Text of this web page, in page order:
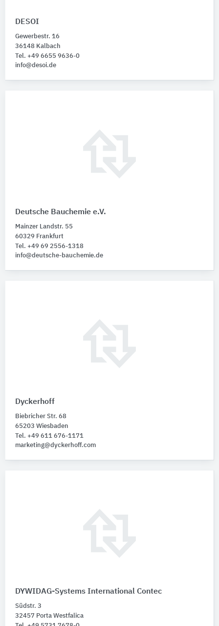
DESOI
Gewerbestr. 16
36148 Kalbach
Tel. +49 6655 9636-0
info@desoi.de
Deutsche Bauchemie e.V.
Mainzer Landstr. 55
60329 Frankfurt
Tel. +49 69 2556-1318
info@deutsche-bauchemie.de
Dyckerhoff
Biebricher Str. 68
65203 Wiesbaden
Tel. +49 611 676-1171
marketing@dyckerhoff.com
DYWIDAG-Systems International Contec
Südstr. 3
32457 Porta Westfalica